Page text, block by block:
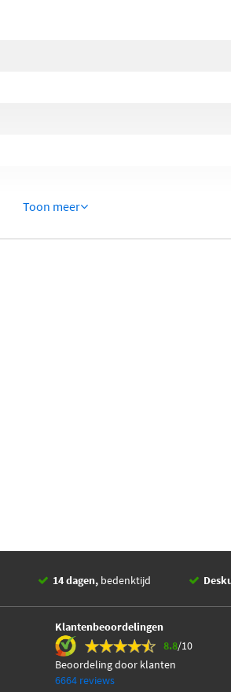
Toon meer
14 dagen, bedenktijd
Klantenbeoordelingen
8.8/10
Beoordeling door klanten
6664 reviews